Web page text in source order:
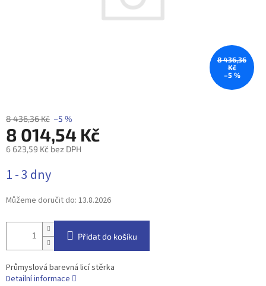
8 436,36
Kč
–5 %
8 436,36 Kč –5 %
8 014,54 Kč
6 623,59 Kč bez DPH
cena:
1 - 3 dny
Můžeme doručit do: 13.8.2026
Přidat do košíku
Průmyslová barevná licí stěrka
Detailní informace